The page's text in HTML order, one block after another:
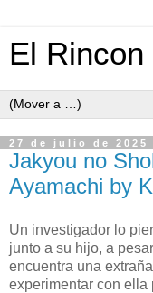
El Rincon
27 de julio de 2025
Jakyou no
Ayamachi by
Un investigador lo
junto a su hijo, a
encuentra una
experimentar con ella